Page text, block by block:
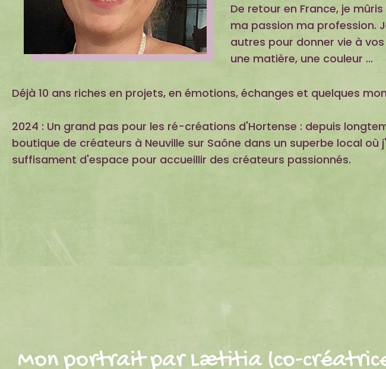
De retour en France, je
ma passion ma profession.
autres pour donner vie à
une matière, une couleur ...
Déjà 10 ans riches en projets, en émotions, échanges et quelques
2024 : Un grand pas pour les ré-créations d'Hortense : depuis
boutique de créateurs à Neuville sur Saône dans un superbe local
suffisament d'espace pour accueillir des créateurs passionnés.
Mon portrait par Lætitia (co-